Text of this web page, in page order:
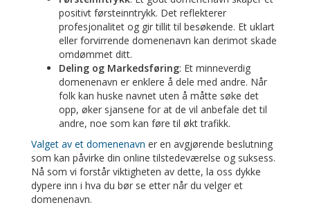
positivt førsteinntrykk. Det reflekterer
profesjonalitet og gir tillit til besøkende. Et uklart
eller forvirrende domenenavn kan derimot skade
omdømmet ditt.
Deling og Markedsføring: Et minneverdig
domenenavn er enklere å dele med andre. Når
folk kan huske navnet uten å måtte søke det
opp, øker sjansene for at de vil anbefale det til
andre, noe som kan føre til økt trafikk.
Valget av et domenenavn er en avgjørende beslutning
som kan påvirke din online tilstedeværelse og suksess.
Nå som vi forstår viktigheten av dette, la oss dykke
dypere inn i hva du bør se etter når du velger et
domenenavn.